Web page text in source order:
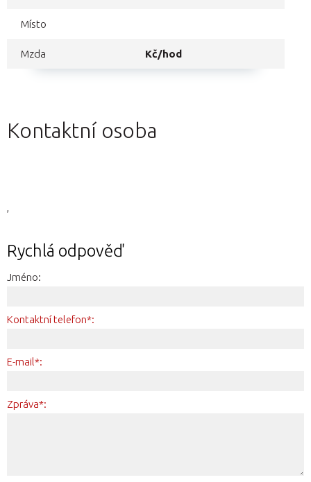
Místo
Mzda Kč/hod
Kontaktní osoba
Rychlá odpověď
Jméno:
Kontaktní telefon*:
E-mail*:
Zpráva*: